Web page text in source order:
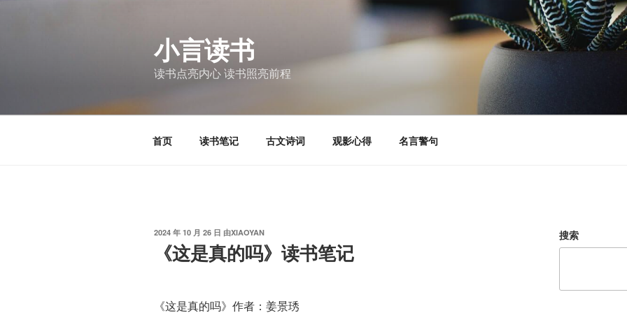
小言读书
读书点亮内心 读书照亮前程
首页 读书笔记 古文诗词 观影心得 名言警句
发
2024 年 10 月 26 日 由XIAOYAN
《这是真的吗》读书笔记
《这是真的吗》作者：姜景琇
搜索